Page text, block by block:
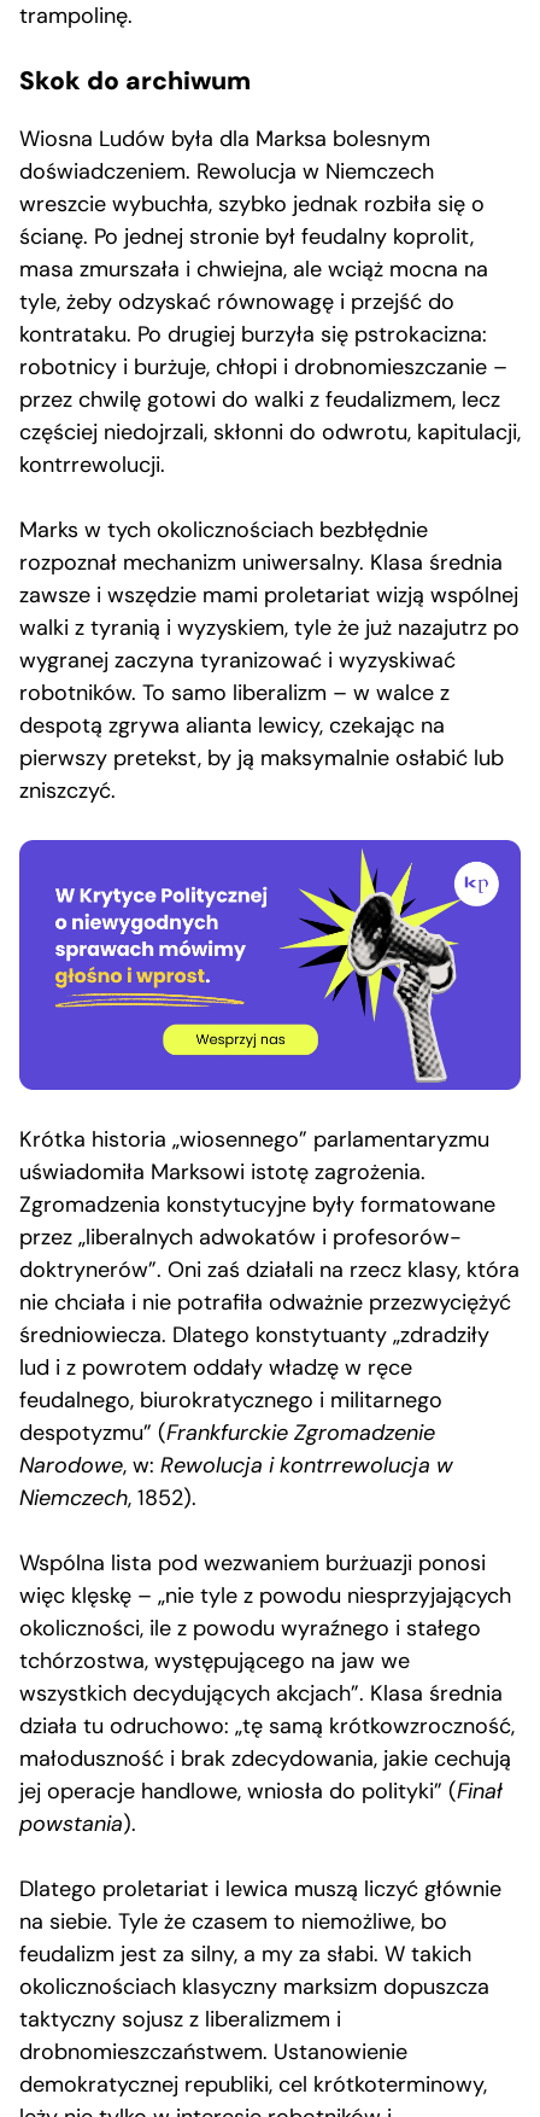
trampolinę.
Skok do archiwum
Wiosna Ludów była dla Marksa bolesnym
doświadczeniem. Rewolucja w Niemczech
wreszcie wybuchła, szybko jednak rozbiła się o
ścianę. Po jednej stronie był feudalny koprolit,
masa zmurszała i chwiejna, ale wciąż mocna na
tyle, żeby odzyskać równowagę i przejść do
kontrataku. Po drugiej burzyła się pstrokacizna:
robotnicy i burżuje, chłopi i drobnomieszczanie –
przez chwilę gotowi do walki z feudalizmem, lecz
częściej niedojrzali, skłonni do odwrotu, kapitulacji,
kontrrewolucji.
Marks w tych okolicznościach bezbłędnie
rozpoznał mechanizm uniwersalny. Klasa średnia
zawsze i wszędzie mami proletariat wizją wspólnej
walki z tyranią i wyzyskiem, tyle że już nazajutrz po
wygranej zaczyna tyranizować i wyzyskiwać
robotników. To samo liberalizm – w walce z
despotą zgrywa alianta lewicy, czekając na
pierwszy pretekst, by ją maksymalnie osłabić lub
zniszczyć.
Krótka historia „wiosennego” parlamentaryzmu
uświadomiła Marksowi istotę zagrożenia.
Zgromadzenia konstytucyjne były formatowane
przez „liberalnych adwokatów i profesorów-
doktrynerów”. Oni zaś działali na rzecz klasy, która
nie chciała i nie potrafiła odważnie przezwyciężyć
średniowiecza. Dlatego konstytuanty „zdradziły
lud i z powrotem oddały władzę w ręce
feudalnego, biurokratycznego i militarnego
despotyzmu” (Frankfurckie Zgromadzenie
Narodowe, w: Rewolucja i kontrrewolucja w
Niemczech, 1852).
Wspólna lista pod wezwaniem burżuazji ponosi
więc klęskę – „nie tyle z powodu niesprzyjających
okoliczności, ile z powodu wyraźnego i stałego
tchórzostwa, występującego na jaw we
wszystkich decydujących akcjach”. Klasa średnia
działa tu odruchowo: „tę samą krótkowzroczność,
małoduszność i brak zdecydowania, jakie cechują
jej operacje handlowe, wniosła do polityki” (Finał
powstania).
Dlatego proletariat i lewica muszą liczyć głównie
na siebie. Tyle że czasem to niemożliwe, bo
feudalizm jest za silny, a my za słabi. W takich
okolicznościach klasyczny marksizm dopuszcza
taktyczny sojusz z liberalizmem i
drobnomieszczaństwem. Ustanowienie
demokratycznej republiki, cel krótkoterminowy,